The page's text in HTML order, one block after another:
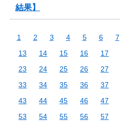
結果】
1 2 3 4 5 6 7
13
14 15 16 17
23
24 25 26 27
33
34 35 36 37
43
44 45 46 47
53
54 55 56 57